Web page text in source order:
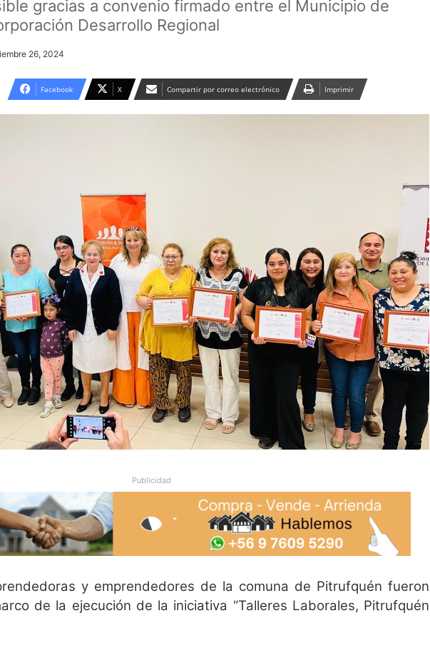
gracias a convenio firmado entre el Municipio de
Desarrollo Regional
26, 2024
Facebook X Compartir por correo electrónico Imprimir
Publicidad
y emprendedores de la comuna de Pitrufquén fueron
de la ejecución de la iniciativa “Talleres Laborales, Pitrufquén